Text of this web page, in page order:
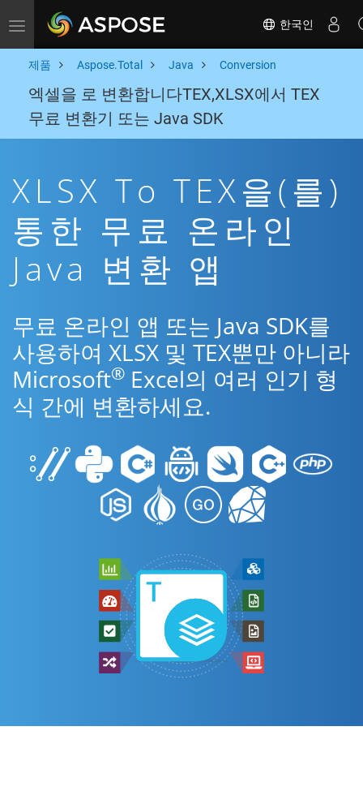
Toggle navigation 한국인
제품 Aspose.Total Java Conversion
엑셀을 로 변환합니다TEX,XLSX에서 TEX
무료 변환기 또는 Java SDK
XLSX To TEX을(를)
통한 무료 온라인
Java 변환 앱
무료 온라인 앱 또는 Java SDK를
사용하여 XLSX 및 TEX뿐만 아니라
Microsoft® Excel의 여러 인기 형
식 간에 변환하세요.